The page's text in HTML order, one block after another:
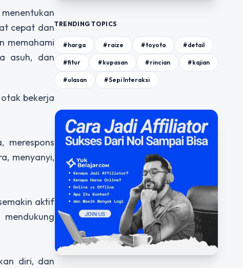
cepat dan
memahami
asuh, dan
bekerja
merespons
menyanyi,
aktif
diri, dan
TRENDING TOPICS
#harga #raize #toyota #detail
#fitur #kupasan #rincian #kajian
#ulasan #Sepi Interaksi